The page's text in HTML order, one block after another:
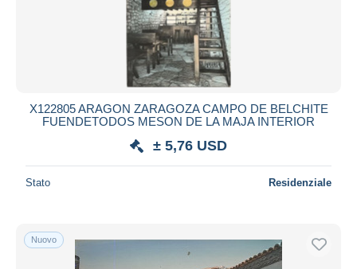
X122805 ARAGON ZARAGOZA CAMPO DE BELCHITE
FUENDETODOS MESON DE LA MAJA INTERIOR
± 5,76 USD
Stato Residenziale
Nuovo